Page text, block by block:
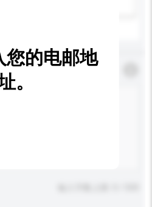
* 必须填写
您的电邮地
。